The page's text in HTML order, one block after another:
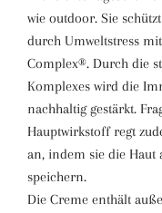
wie outdoor. Sie
durch Umweltstress
Complex®. Durch die
Komplexes wird die
nachhaltig gestärkt.
Hauptwirkstoff regt
an, indem sie die Haut
speichern.
Die Creme enthält